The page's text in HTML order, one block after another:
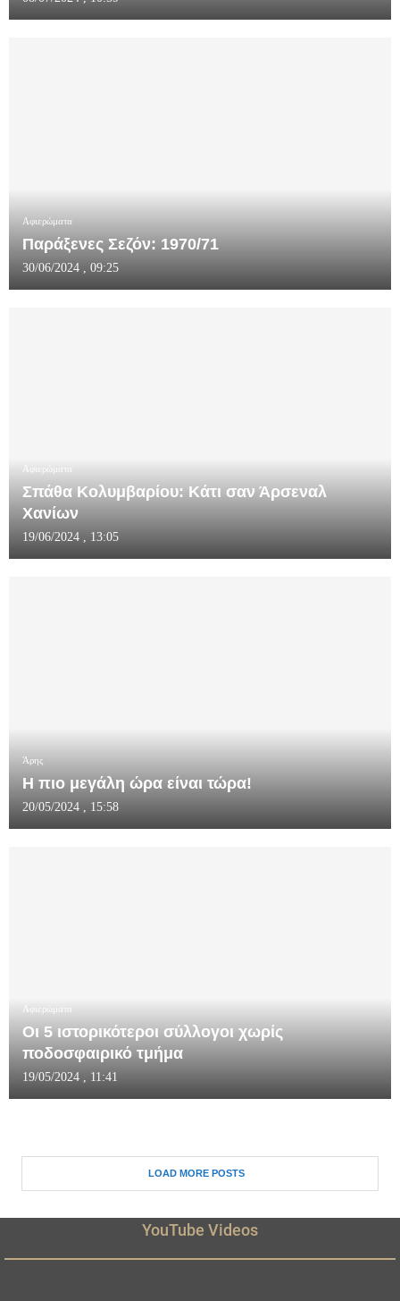
Αφιερώματα
Παράξενες Σεζόν: 1970/71
30/06/2024 , 09:25
Αφιερώματα
Σπάθα Κολυμβαρίου: Κάτι σαν Άρσεναλ
Χανίων
19/06/2024 , 13:05
Άρης
Η πιο μεγάλη ώρα είναι τώρα!
20/05/2024 , 15:58
Αφιερώματα
Οι 5 ιστορικότεροι σύλλογοι χωρίς
ποδοσφαιρικό τμήμα
19/05/2024 , 11:41
LOAD MORE POSTS
YouTube Videos